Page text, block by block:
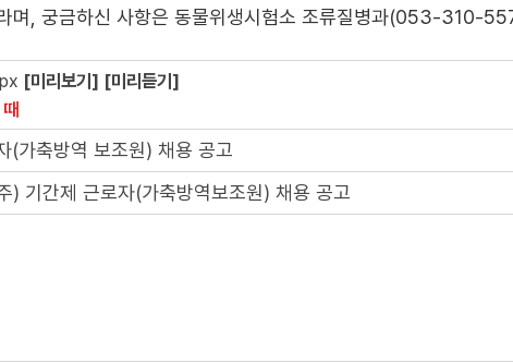
며, 궁금하신 사항은 동물위생시험소 조류질병과(053-310-
[미리보기] [미리듣기]
(가축방역 보조원) 채용 공고
) 기간제 근로자(가축방역보조원) 채용 공고